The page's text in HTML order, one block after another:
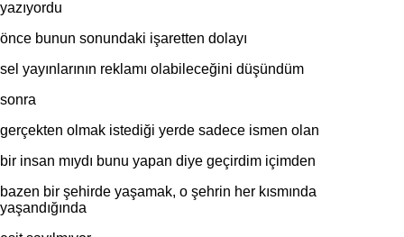
yazıyordu
önce bunun sonundaki işaretten dolayı
sel yayınlarının reklamı olabileceğini düşündüm
sonra
gerçekten olmak istediği yerde sadece ismen olan
bir insan mıydı bunu yapan diye geçirdim içimden
bazen bir şehirde yaşamak, o şehrin her kısmında
yaşandığında